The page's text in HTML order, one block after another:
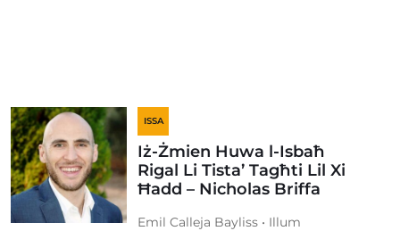
ISSA
Iż-Żmien Huwa l-Isbaħ
Rigal Li Tista’ Tagħti Lil Xi
Ħadd – Nicholas Briffa
Emil Calleja Bayliss • Illum